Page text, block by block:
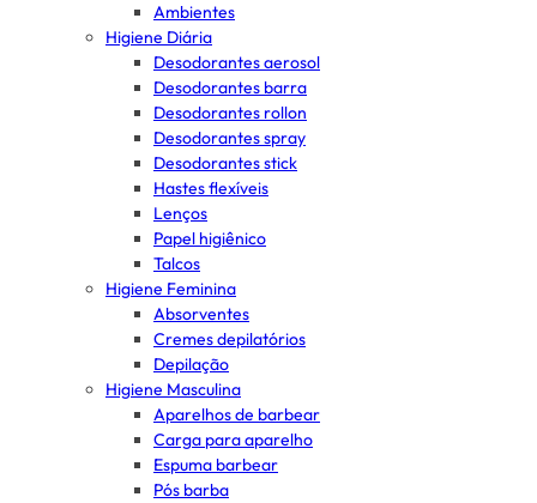
Ambientes
Higiene Diária
Desodorantes aerosol
Desodorantes barra
Desodorantes rollon
Desodorantes spray
Desodorantes stick
Hastes flexíveis
Lenços
Papel higiênico
Talcos
Higiene Feminina
Absorventes
Cremes depilatórios
Depilação
Higiene Masculina
Aparelhos de barbear
Carga para aparelho
Espuma barbear
Pós barba